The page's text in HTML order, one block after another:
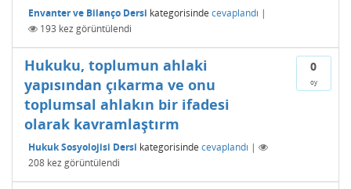
Envanter ve Bilanço Dersi kategorisinde cevaplandı |
193 kez görüntülendi
0
oy
Hukuku, toplumun ahlaki
yapısından çıkarma ve onu
toplumsal ahlakın bir ifadesi
olarak kavramlaştırm
Hukuk Sosyolojisi Dersi kategorisinde cevaplandı |
208 kez görüntülendi